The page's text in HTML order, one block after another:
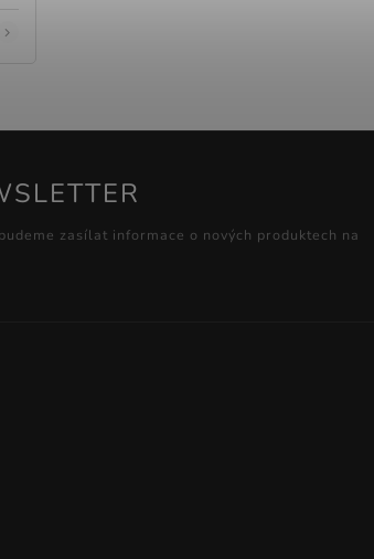
zasílat informace o nových produktech na